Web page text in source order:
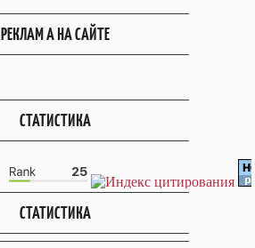
РЕКЛАМ А НА САЙТЕ
СТАТИСТИКА
СТАТИСТИКА